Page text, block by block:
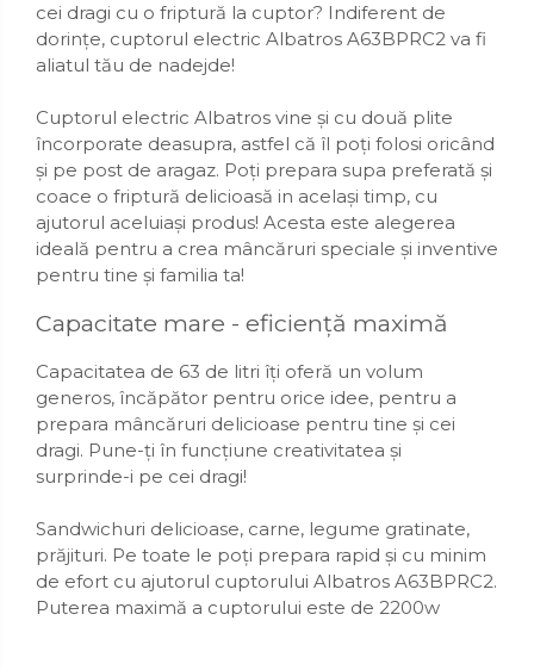
Carlige si agatatoare
Cutii si cosuri pentru depozitare
Organizatoare mici
Organizatoare pentru haine
Suport umerase
Menaj
Menaj
Mop
Pahare si cani
Suport farfurii
Suport vesela
Tacamuri
cei dragi cu o friptură la cuptor? Indiferent de
dorințe, cuptorul electric Albatros A63BPRC2 va fi
aliatul tău de nadejde!
Cuptorul electric Albatros vine și cu două plite
încorporate deasupra, astfel că îl poți folosi oricând
și pe post de aragaz. Poți prepara supa preferată și
coace o friptură delicioasă in același timp, cu
ajutorul aceluiași produs! Acesta este alegerea
ideală pentru a crea mâncăruri speciale și inventive
pentru tine și familia ta!
Capacitate mare - eficiență maximă
Capacitatea de 63 de litri îți oferă un volum
generos, încăpător pentru orice idee, pentru a
prepara mâncăruri delicioase pentru tine și cei
dragi. Pune-ți în funcțiune creativitatea și
surprinde-i pe cei dragi!
Sandwichuri delicioase, carne, legume gratinate,
prăjituri. Pe toate le poți prepara rapid și cu minim
de efort cu ajutorul cuptorului Albatros A63BPRC2.
Puterea maximă a cuptorului este de 2200w